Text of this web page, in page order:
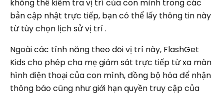
không thể kiểm tra vị trí của con mình trong các
bản cập nhật trực tiếp, bạn có thể lấy thông tin này
từ tùy chọn lịch sử vị trí .
Ngoài các tính năng theo dõi vị trí này, FlashGet
Kids cho phép cha mẹ giám sát trực tiếp từ xa màn
hình điện thoại của con mình, đồng bộ hóa để nhận
thông báo cũng như giới hạn quyền truy cập của